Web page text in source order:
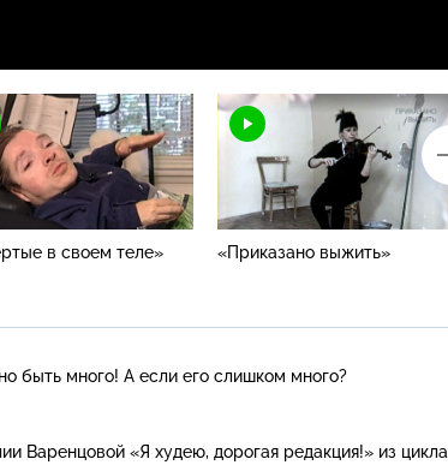
в своем теле» «Приказано выжить»
быть много! А если его слишком много?
Варенцовой «Я худею, дорогая редакция!» из цикла